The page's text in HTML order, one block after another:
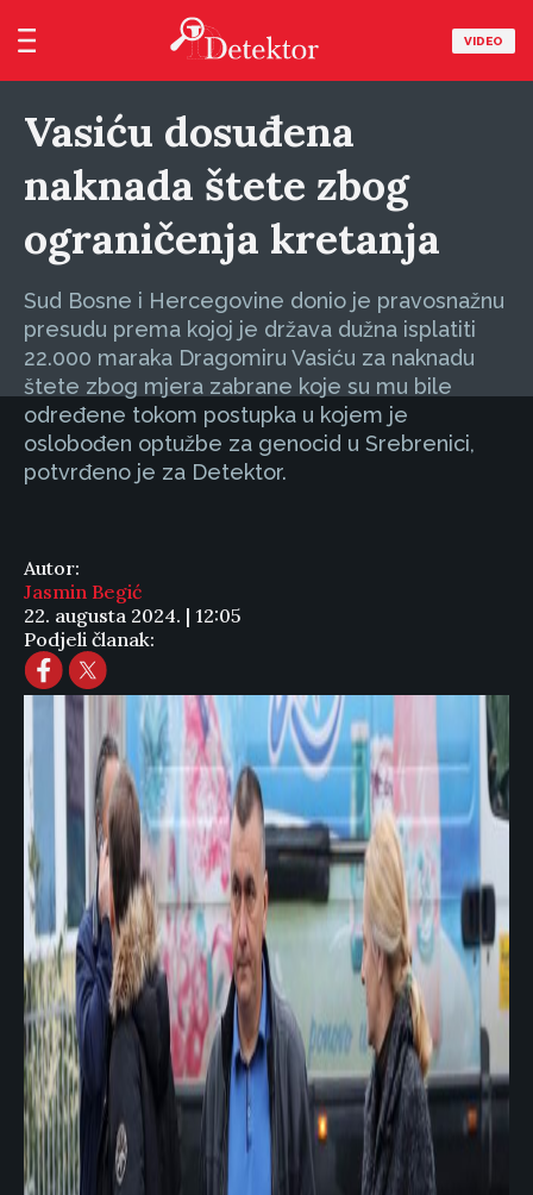
VIDEO
Vasiću dosuđena
naknada štete zbog
ograničenja kretanja
Sud Bosne i Hercegovine donio je pravosnažnu
presudu prema kojoj je država dužna isplatiti
22.000 maraka Dragomiru Vasiću za naknadu
štete zbog mjera zabrane koje su mu bile
određene tokom postupka u kojem je
oslobođen optužbe za genocid u Srebrenici,
potvrđeno je za Detektor.
Autor:
Jasmin Begić
22. augusta 2024. | 12:05
Podjeli članak: